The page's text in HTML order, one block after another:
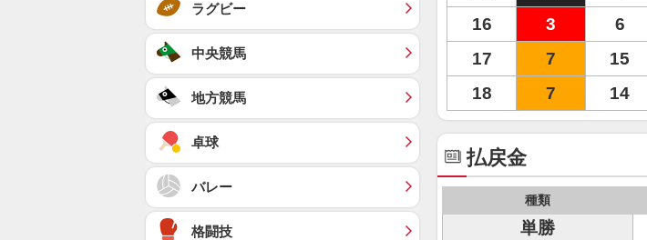
16
3 6
17
7 15
18
7 14
払戻金
種類
単勝
ラグビー
中央競馬
地方競馬
卓球
バレー
格闘技